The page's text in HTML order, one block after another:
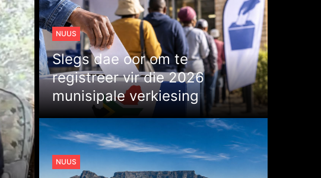
NUUS
Slegs dae oor om te
registreer vir die 2026
munisipale verkiesing
NUUS